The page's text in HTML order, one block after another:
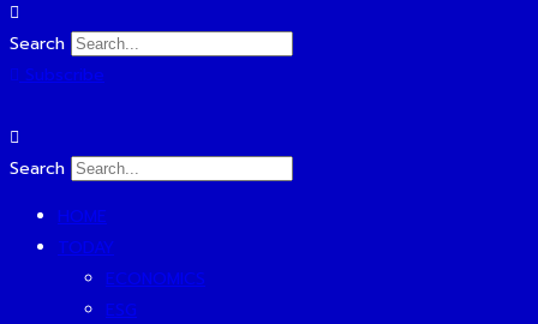
Search
Subscribe
Search
HOME
TODAY
ECONOMICS
ESG